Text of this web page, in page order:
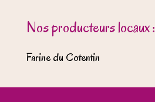
Nos producteurs locaux :
Farine du Cotentin